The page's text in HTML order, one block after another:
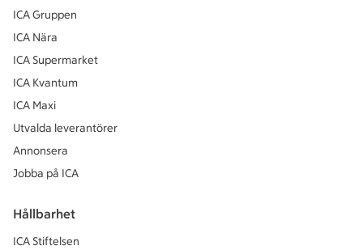
ICA Gruppen
ICA Nära
ICA Supermarket
ICA Kvantum
ICA Maxi
Utvalda leverantörer
Annonsera
Jobba på ICA
Hållbarhet
ICA Stiftelsen